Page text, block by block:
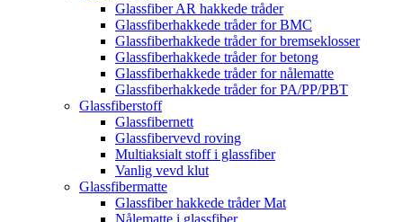
Glassfiber AR hakkede tråder
Glassfiberhakkede tråder for BMC
Glassfiberhakkede tråder for bremseklosser
Glassfiberhakkede tråder for betong
Glassfiberhakkede tråder for nålematte
Glassfiberhakkede tråder for PA/PP/PBT
Glassfiberstoff
Glassfibernett
Glassfibervevd roving
Multiaksialt stoff i glassfiber
Vanlig vevd klut
Glassfibermatte
Glassfiber hakkede tråder Mat
Nålematte i glassfiber